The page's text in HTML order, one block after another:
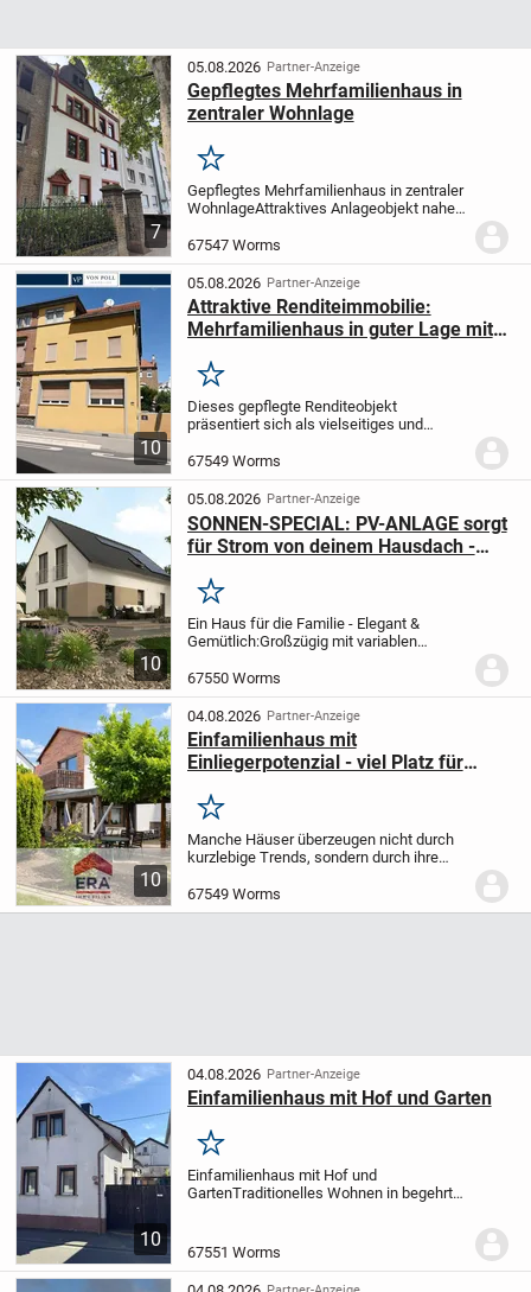
7
05.08.2026 Partner-Anzeige
Gepflegtes Mehrfamilienhaus in
zentraler Wohnlage
Merken
Gepflegtes Mehrfamilienhaus in zentraler
WohnlageAttraktives Anlageobjekt nahe
Mehrfamilienhaus mit vier vollständig
vermieteten Wohneinheiten bietet...
67547 Worms
10
05.08.2026 Partner-Anzeige
Attraktive Renditeimmobilie:
Mehrfamilienhaus in guter Lage mit
Merken
Dieses gepflegte Renditeobjekt
präsentiert sich als vielseitiges und
zukunftsorientierte Investoren. Das
Immobilien-Ensemble teilt sich
strategisch klug in ein Vorder-...
67549 Worms
10
05.08.2026 Partner-Anzeige
SONNEN-SPECIAL: PV-ANLAGE sorgt
für Strom von deinem Hausdach -
Merken
Ein Haus für die Familie - Elegant &
Gemütlich:Großzügig mit variablen
bietet es Platz zum Leben und Arbeiten (z.
B. Homeoffice). Ein tolles Bad sowie
eine...
67550 Worms
10
04.08.2026 Partner-Anzeige
Einfamilienhaus mit
Einliegerpotenzial - viel Platz für
Leiselheim!
Merken
Manche Häuser überzeugen nicht durch
kurzlebige Trends, sondern durch ihre
Möglichkeiten, die sie bieten. Dieses
freistehende Einfamilienhaus aus dem
67549 Worms
10
04.08.2026 Partner-Anzeige
Einfamilienhaus mit Hof und Garten
Merken
Einfamilienhaus mit Hof und
GartenTraditionelles Wohnen in begehrter
ca. 128 m² Wohnfläche ein attraktives
67551 Worms